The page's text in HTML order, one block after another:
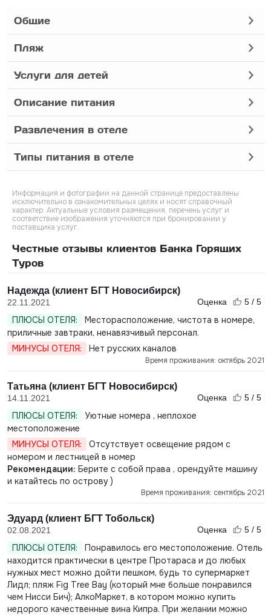
Общие
Пляж
Услуги для детей
Описание питания
Развлечения в отеле
Типы питания в отеле
Информация и фотографии на данной странице предоставлены
исключительно в ознакомительных целях и носят справочный
характер. Актуальные условия размещения, перечень услуг и
соответствие изображения уточняются при бронировании у
поставщика услуг.
Честные отзывы клиентов Банка Горящих
Туров
Надежда (клиент БГТ Новосибирск)
22.11.2021 Оценка 5 / 5
ПЛЮСЫ ОТЕЛЯ:
Месторасположение, чистота в номере,
приличные завтраки, ненавязчивый персонал.
МИНУСЫ ОТЕЛЯ:
Нет русских каналов
Время проживания: октябрь 2021
Татьяна (клиент БГТ Новосибирск)
14.11.2021 Оценка 5 / 5
ПЛЮСЫ ОТЕЛЯ:
Уютные номера , неплохое
местоположение
МИНУСЫ ОТЕЛЯ:
Отсутствует освещение рядом с
номером и лестницей в номер
Рекомендации: Берите с собой права , орендуйте машину
и катайтесь по острову )
Время проживания: сентябрь 2021
Эдуард (клиент БГТ Тобольск)
02.08.2021 Оценка 5 / 5
ПЛЮСЫ ОТЕЛЯ:
Понравилось его местоположение. Отель
находится практически в центре Протараса и до любых
нужных мест можно дойти пешком, будь то супермаркет
Лидл; пляж Fig Tree Bay (который мне больше понравился
чем Нисси Бич); АлкоМаркет, в котором можно купить
недорого качественные вина Кипра. При желании можно